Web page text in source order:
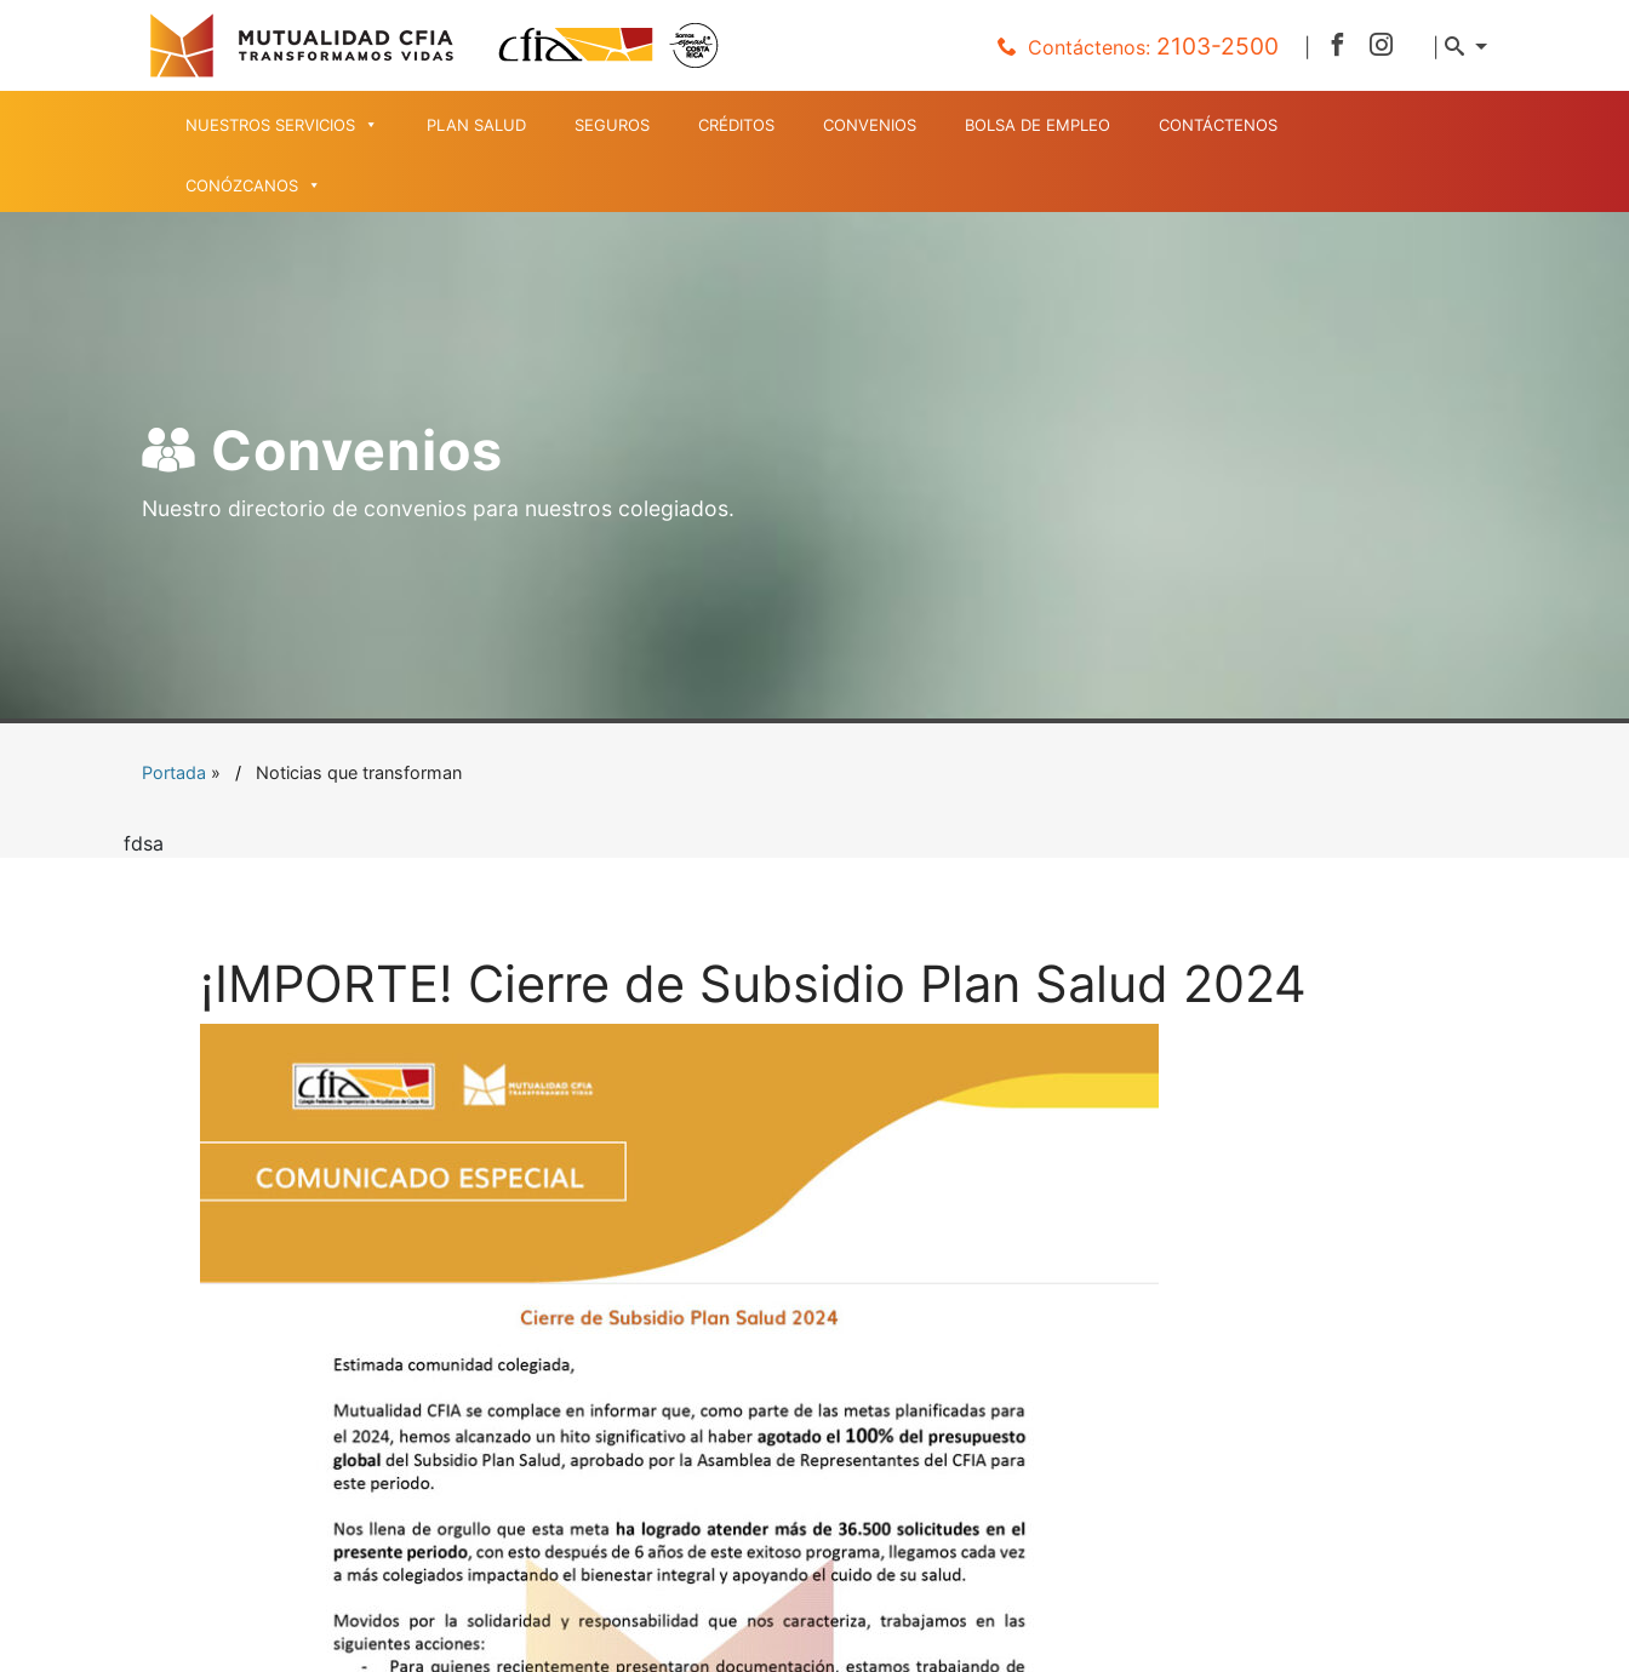
Contáctenos: 2103-2500 |
NUESTROS SERVICIOS PLAN SALUD SEGUROS CRÉDITOS CONVENIOS BOLSA DE EMPLEO CONTÁCTENOS
CONÓZCANOS
Convenios
Nuestro directorio de convenios para nuestros colegiados.
Portada » Noticias que transforman
fdsa
¡IMPORTE! Cierre de Subsidio Plan Salud 2024